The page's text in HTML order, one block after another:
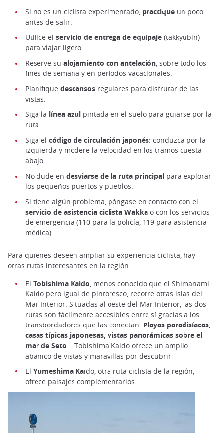
Si no es un ciclista experimentado, practique un poco
antes de salir.
Utilice el servicio de entrega de equipaje (takkyubin)
para viajar ligero.
Reserve su alojamiento con antelación, sobre todo los
fines de semana y en periodos vacacionales.
Planifique descansos regulares para disfrutar de las
vistas.
Siga la línea azul pintada en el suelo para guiarse por la
ruta.
Siga el código de circulación japonés: conduzca por la
izquierda y modere la velocidad en los tramos cuesta
abajo.
No dude en desviarse de la ruta principal para explorar
los pequeños puertos y pueblos.
Si tiene algún problema, póngase en contacto con el
servicio de asistencia ciclista Wakka o con los servicios
de emergencia (110 para la policía, 119 para asistencia
médica).
Para quienes deseen ampliar su experiencia ciclista, hay
otras rutas interesantes en la región:
El Tobishima Kaido , menos conocido que el Shimanami
Kaido pero igual de pintoresco, recorre otras islas del
Mar Interior. Situadas al oeste del Mar Interior, las dos
rutas son fácilmente accesibles entre sí gracias a los
transbordadores que las conectan. Playas paradisíacas,
casas típicas japonesas, vistas panorámicas sobre el
mar de Seto ... Tobishima Kaido ofrece un amplio
abanico de vistas y maravillas por descubrir
El Yumeshima Kaido, otra ruta ciclista de la región,
ofrece paisajes complementarios.